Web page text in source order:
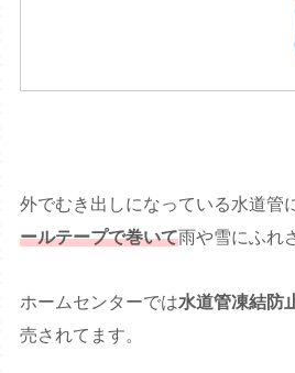
外でむき出しになっている水道管
ールテープで巻いて雨や雪にふれ
ホームセンターでは水道管凍結防
売されてます。